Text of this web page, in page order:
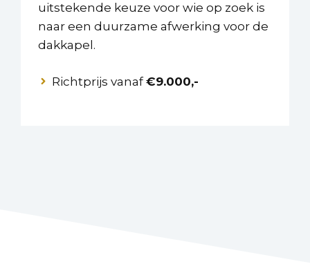
uitstekende keuze voor wie op zoek is
naar een duurzame afwerking voor de
dakkapel.
Richtprijs vanaf€9.000,-